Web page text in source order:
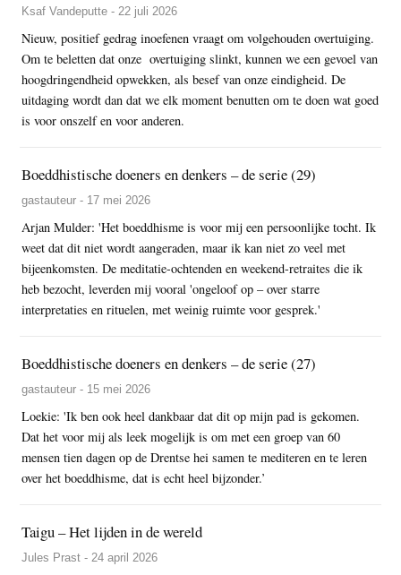
Ksaf Vandeputte - 22 juli 2026
Nieuw, positief gedrag inoefenen vraagt om volgehouden overtuiging.
Om te beletten dat onze overtuiging slinkt, kunnen we een gevoel van
hoogdringendheid opwekken, als besef van onze eindigheid. De
uitdaging wordt dan dat we elk moment benutten om te doen wat goed
is voor onszelf en voor anderen.
Boeddhistische doeners en denkers – de serie (29)
gastauteur - 17 mei 2026
Arjan Mulder: 'Het boeddhisme is voor mij een persoonlijke tocht. Ik
weet dat dit niet wordt aangeraden, maar ik kan niet zo veel met
bijeenkomsten. De meditatie-ochtenden en weekend-retraites die ik
heb bezocht, leverden mij vooral 'ongeloof op – over starre
interpretaties en rituelen, met weinig ruimte voor gesprek.'
Boeddhistische doeners en denkers – de serie (27)
gastauteur - 15 mei 2026
Loekie: 'Ik ben ook heel dankbaar dat dit op mijn pad is gekomen.
Dat het voor mij als leek mogelijk is om met een groep van 60
mensen tien dagen op de Drentse hei samen te mediteren en te leren
over het boeddhisme, dat is echt heel bijzonder.’
Taigu – Het lijden in de wereld
Jules Prast - 24 april 2026